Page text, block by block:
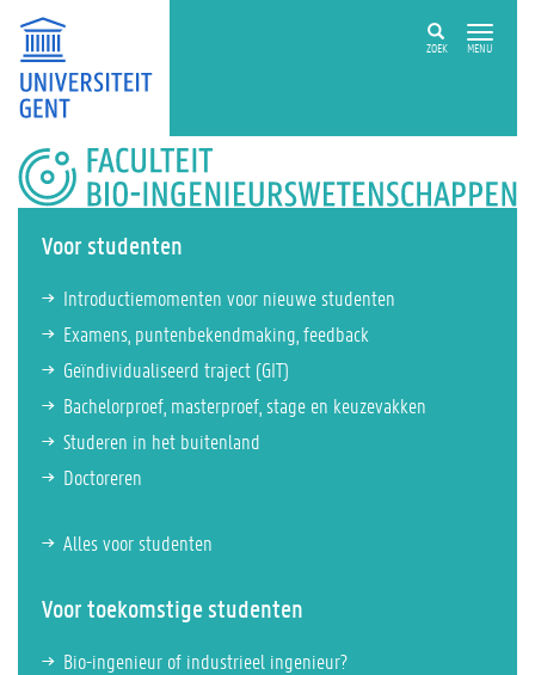
ZOEK MENU
FACULTEIT
BIO-
INGENIEURSWETENSCHAPPEN
Voor studenten
Introductiemomenten voor nieuwe studenten
Examens, puntenbekendmaking, feedback
Geïndividualiseerd traject (GIT)
Bachelorproef, masterproef, stage en keuzevakken
Studeren in het buitenland
Doctoreren
Alles voor studenten
Voor toekomstige studenten
Bio-ingenieur of industrieel ingenieur?